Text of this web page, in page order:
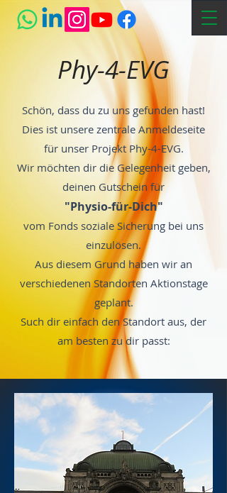
Phy-4-EVG
Schön, dass du zu uns gefunden hast!
Dies ist unsere zentrale Anmeldeseite
für unser Projekt Phy-4-EVG.
Wir möchten dir die Gelegenheit geben,
deinen Gutschein für
"Physio-für-Dich"
vom Fonds soziale Sicherung bei uns
einzulösen.
Aus diesem Grund haben wir an
verschiedenen Standorten Aktionstage
geplant.
Such dir einfach den Standort aus, der
am besten zu dir passt: